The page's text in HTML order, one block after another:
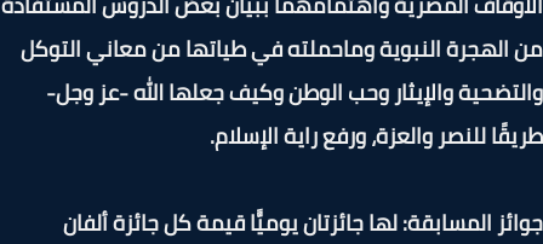
النبوية وماحملته في طياتها من معاني التوكل
والإيثار وحب الوطن وكيف جعلها الله -عز وجل-
للنصر والعزة، ورفع راية الإسلام.
المسابقة: لها جائزتان يوميًّا قيمة كل جائزة ألفان